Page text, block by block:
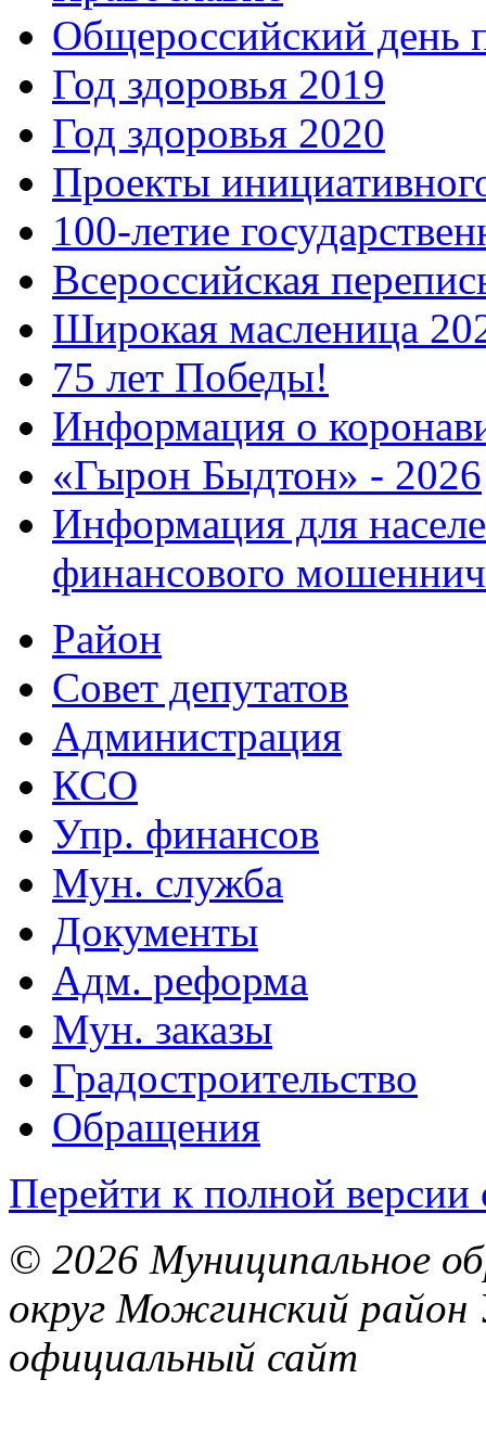
Общероссийский день
Год здоровья 2019
Год здоровья 2020
Проекты
100-летие
Всероссийская
Широкая масленица
75 лет Победы!
Информация о
«Гырон Быдтон» - 2026
Информация для
финансового
Район
Совет депутатов
Администрация
КСО
Упр. финансов
Мун. служба
Документы
Адм. реформа
Мун. заказы
Градостроительство
Обращения
Перейти к полной версии
© 2026 Муниципальное
округ Можгинский район
официальный сайт